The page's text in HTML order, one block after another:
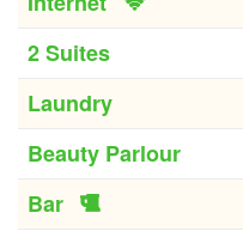
2 Suites
Laundry
Beauty Parlour
Bar